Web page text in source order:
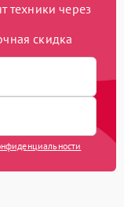
техники через
скидка